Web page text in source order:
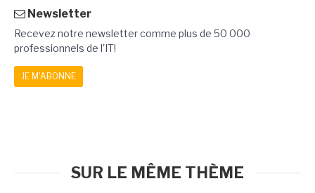
Newsletter
Recevez notre newsletter comme plus de 50 000
professionnels de l'IT!
JE M'ABONNE
SUR LE MÊME THÈME